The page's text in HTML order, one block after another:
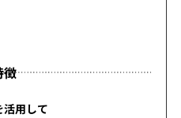
徴
活用して